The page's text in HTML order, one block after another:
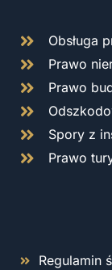
Obsługa
Prawo
Prawo
Spory z
Prawo
Regulamin